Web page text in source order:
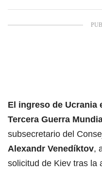
El ingreso de Ucrania
Tercera Guerra
subsecretario del
Alexandr Venedíktov,
solicitud de Kiev tras la